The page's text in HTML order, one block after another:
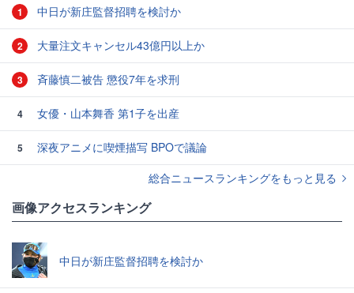
1 中日が新庄監督招聘を検討か
2 大量注文キャンセル43億円以上か
3 斉藤慎二被告 懲役7年を求刑
4 女優・山本舞香 第1子を出産
5
深夜アニメに喫煙描写 BPOで議論
総合ニュースランキングをもっと見る
画像アクセスランキング
中日が新庄監督招聘を検討か